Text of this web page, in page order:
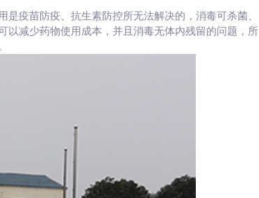
疫苗防疫、抗生素防控所无法解决的，消毒可杀菌、
以减少药物使用成本，并且消毒无体内残留的问题，所